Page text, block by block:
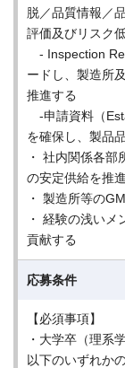
脱／品質情報／
評価及びリスク
- Inspection
ードし、製造所
推進する
-申請資料（
を確保し、製品
・ 社内関係各部
の安定供給を推
・ 製造所等の
・ 経験の浅い
貢献する
応募条件
【必須事項】
・大学卒（理系学
以下のいずれか